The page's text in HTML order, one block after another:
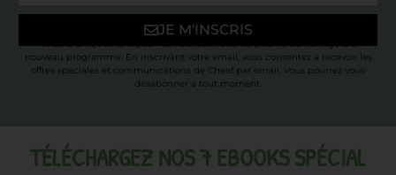
JE M'INSCRIS
* Valable uniquement pour les nouveaux clients, pour le démarrage d’un
nouveau programme. En inscrivant votre email, vous consentez à recevoir les
offres spéciales et communications de Cheef par email. Vous pourrez vous
désabonner à tout moment.
TÉLÉCHARGEZ NOS 7 EBOOKS SPÉCIAL